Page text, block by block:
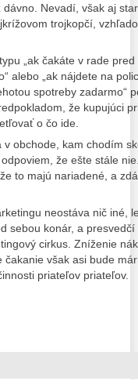
Nevadí, však aj
trojkopčí,
„ak čakáte v rade
alebo „ak nájdete na
spotreby zadarmo“
že kupujúci
o čo ide.
obchode, kam chodím
že ešte stále
to majú nariadené, a
neostáva nič iné,
sebou konár, a
cirkus. Zníženie
však asi bude
priateľov priateľov.